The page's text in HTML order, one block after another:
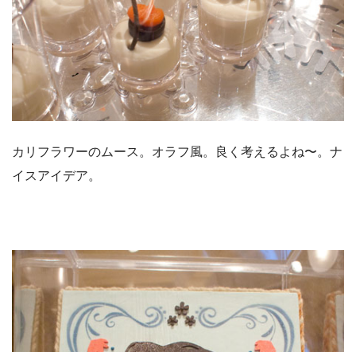
カリフラワーのムース。オラフ風。良く考えるよね〜。ナ
イスアイデア。